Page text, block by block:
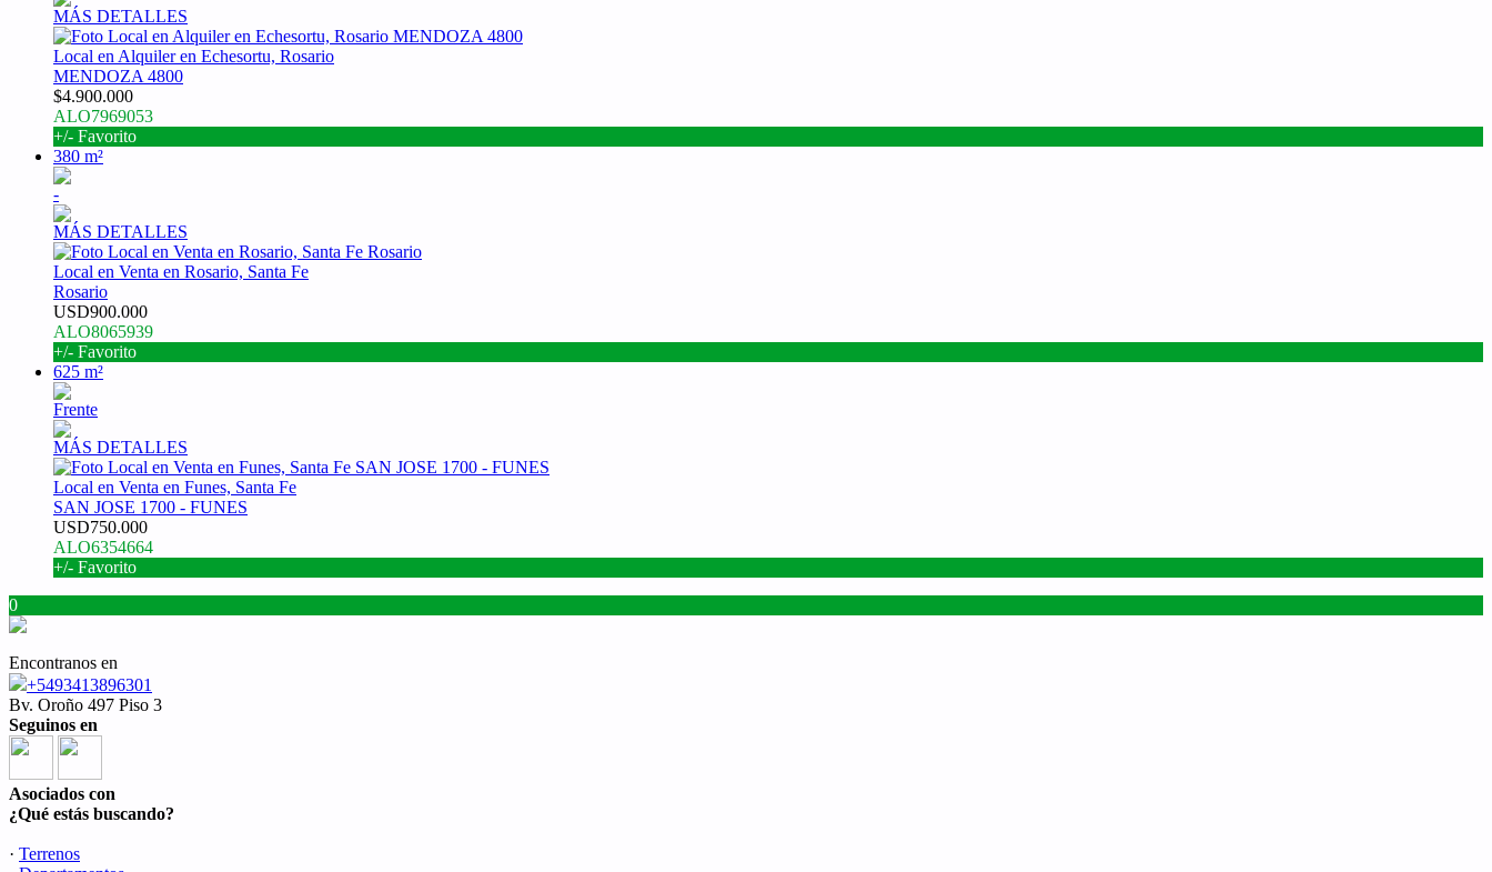
MÁS DETALLES
Local en Alquiler en Echesortu, Rosario
MENDOZA 4800
$4.900.000
ALO7969053
+/- Favorito
380 m²
-
MÁS DETALLES
Local en Venta en Rosario, Santa Fe
Rosario
USD900.000
ALO8065939
+/- Favorito
625 m²
Frente
MÁS DETALLES
Local en Venta en Funes, Santa Fe
SAN JOSE 1700 - FUNES
USD750.000
ALO6354664
+/- Favorito
0
Encontranos en
+5493413896301
Bv. Oroño 497 Piso 3
Seguinos en
Asociados con
¿Qué estás buscando?
· Terrenos